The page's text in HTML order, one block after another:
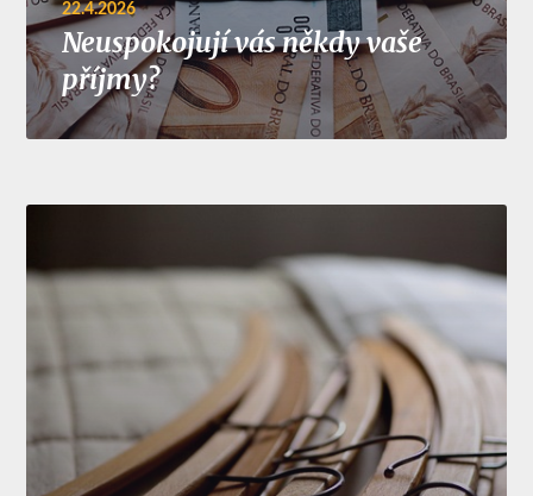
22.4.2026
Neuspokojují vás někdy vaše
příjmy?